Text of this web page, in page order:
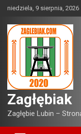
Skip
content
niedziela, 9 sierpnia, 2026
Zagłębiak
Zagłębie Lubin –